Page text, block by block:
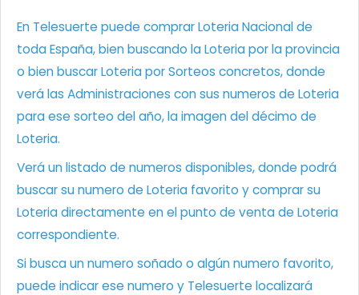
En Telesuerte puede comprar Loteria Nacional de
toda España, bien buscando la Loteria por la provincia
o bien buscar Loteria por Sorteos concretos, donde
verá las Administraciones con sus numeros de Loteria
para ese sorteo del año, la imagen del décimo de
Loteria.
Verá un listado de numeros disponibles, donde podrá
buscar su numero de Loteria favorito y comprar su
Loteria directamente en el punto de venta de Loteria
correspondiente.
Si busca un numero soñado o algún numero favorito,
puede indicar ese numero y Telesuerte localizará